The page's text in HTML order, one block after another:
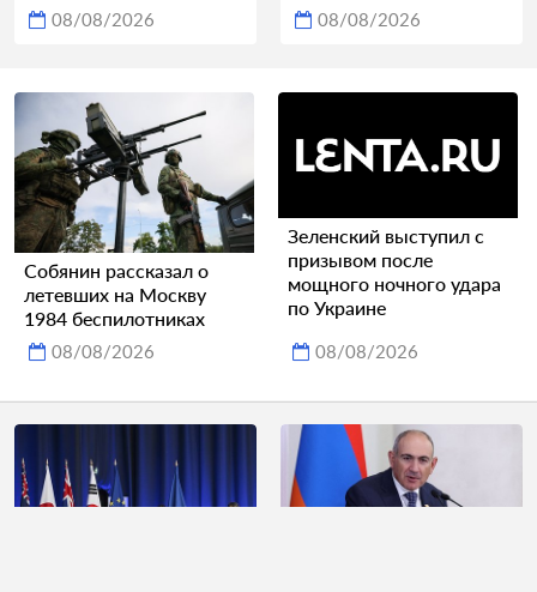
08/08/2026 08/08/2026
Собянин рассказал о
летевших на Москву
1984 беспилотниках
08/08/2026
Зеленский выступил с
призывом после
мощного ночного удара
по Украине
08/08/2026